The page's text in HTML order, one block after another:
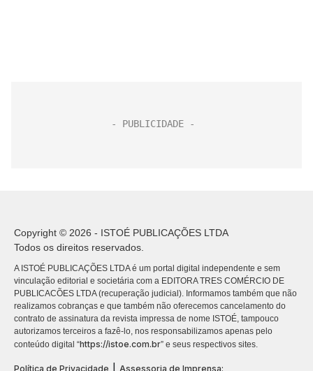
Copyright © 2026 - ISTOÉ PUBLICAÇÕES LTDA
Todos os direitos reservados.
A ISTOÉ PUBLICAÇÕES LTDA é um portal digital independente e sem
vinculação editorial e societária com a EDITORA TRES COMÉRCIO DE
PUBLICACÕES LTDA (recuperação judicial). Informamos também que não
realizamos cobranças e que também não oferecemos cancelamento do
contrato de assinatura da revista impressa de nome ISTOÉ, tampouco
autorizamos terceiros a fazê-lo, nos responsabilizamos apenas pelo
conteúdo digital “https://istoe.com.br” e seus respectivos sites.
Política de Privacidade Assessoria de Imprensa: